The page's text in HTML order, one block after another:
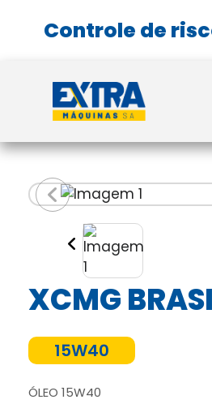
Controle de
Anterior
XCMG
15W40
ÓLEO 15W40